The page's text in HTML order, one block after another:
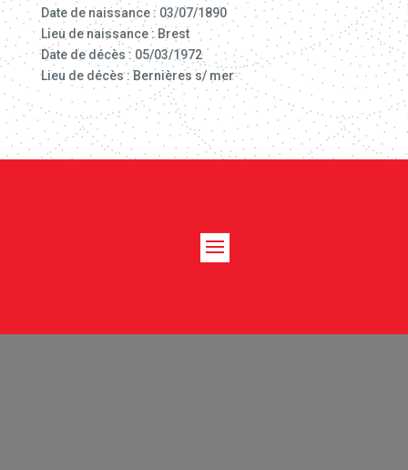
Date de naissance : 03/07/1890
Lieu de naissance : Brest
Date de décès : 05/03/1972
Lieu de décès : Bernières s/ mer